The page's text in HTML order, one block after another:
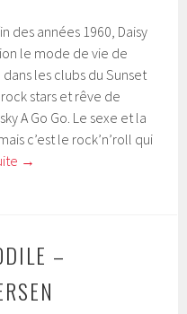
des années 1960, Daisy
le mode de vie de
les clubs du Sunset
stars et rêve de
A Go Go. Le sexe et la
c’est le rock’n’roll qui
→
–